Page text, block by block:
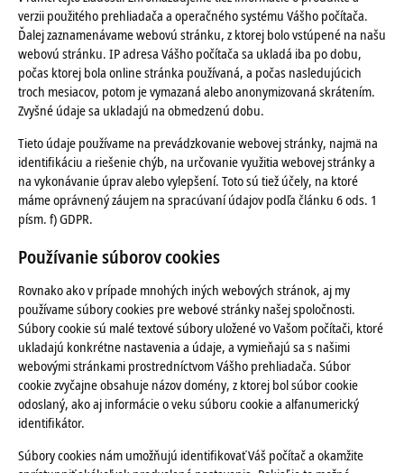
verzii použitého prehliadača a operačného systému Vášho počítača.
Ďalej zaznamenávame webovú stránku, z ktorej bolo vstúpené na našu
webovú stránku. IP adresa Vášho počítača sa ukladá iba po dobu,
počas ktorej bola online stránka používaná, a počas nasledujúcich
troch mesiacov, potom je vymazaná alebo anonymizovaná skrátením.
Zvyšné údaje sa ukladajú na obmedzenú dobu.
Tieto údaje používame na prevádzkovanie webovej stránky, najmä na
identifikáciu a riešenie chýb, na určovanie využitia webovej stránky a
na vykonávanie úprav alebo vylepšení. Toto sú tiež účely, na ktoré
máme oprávnený záujem na spracúvaní údajov podľa článku 6 ods. 1
písm. f) GDPR.
Používanie súborov cookies
Rovnako ako v prípade mnohých iných webových stránok, aj my
používame súbory cookies pre webové stránky našej spoločnosti.
Súbory cookie sú malé textové súbory uložené vo Vašom počítači, ktoré
ukladajú konkrétne nastavenia a údaje, a vymieňajú sa s našimi
webovými stránkami prostredníctvom Vášho prehliadača. Súbor
cookie zvyčajne obsahuje názov domény, z ktorej bol súbor cookie
odoslaný, ako aj informácie o veku súboru cookie a alfanumerický
identifikátor.
Súbory cookies nám umožňujú identifikovať Váš počítač a okamžite